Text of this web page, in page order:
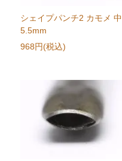
シェイプパンチ2 カモメ 中
5.5mm
968円(税込)